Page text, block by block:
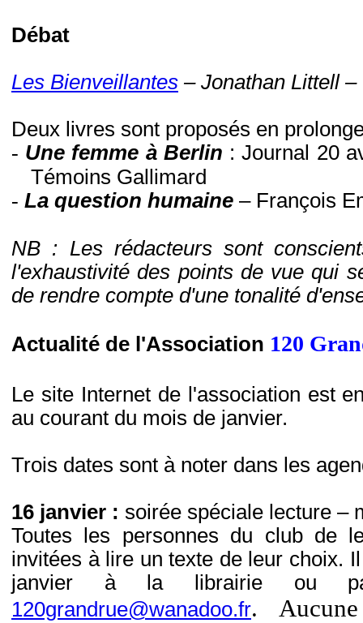
Débat
Les Bienveillantes – Jonathan Littell
Deux livres sont proposés en
- Une femme à Berlin : Journal 20
Témoins Gallimard
- La question humaine – François
NB : Les rédacteurs sont
l'exhaustivité des points de vue qui
de rendre compte d'une tonalité
Actualité de l'Association 120
Le site Internet de l'association est
au courant du mois de janvier.
Trois dates sont à noter dans les
16 janvier : soirée spéciale lecture –
Toutes les personnes du club de
invitées à lire un texte de leur choix.
janvier à la librairie ou
120grandrue@wanadoo.fr.